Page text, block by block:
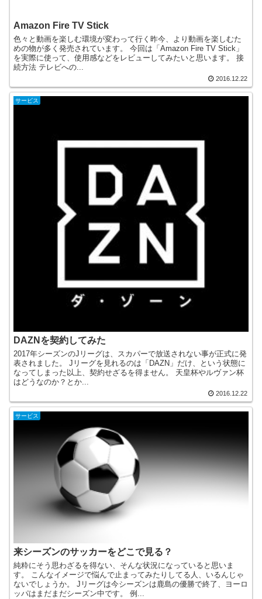
Amazon Fire TV Stick
色々と動画を楽しむ環境が変わって行く昨今、より動画を楽しむた
めの物が多く発売されています。 今回は「Amazon Fire TV Stick」
を実際に使って、使用感などをレビューしてみたいと思います。 接
続方法 テレビへの...
2016.12.22
サービス
DAZNを契約してみた
2017年シーズンのJリーグは、スカパーで放送されない事が正式に発
表されました。 Jリーグを見れるのは「DAZN」だけ、という状態に
なってしまった以上、契約せざるを得ません。 天皇杯やルヴァン杯
はどうなのか？とか...
2016.12.22
サービス
来シーズンのサッカーをどこで見る？
純粋にそう思わざるを得ない、そんな状況になっていると思いま
す。 こんなイメージで悩んで止まってみたりしてる人、いるんじゃ
ないでしょうか。 Jリーグは今シーズンは鹿島の優勝で終了、ヨーロ
ッパはまだまだシーズン中です。 例...